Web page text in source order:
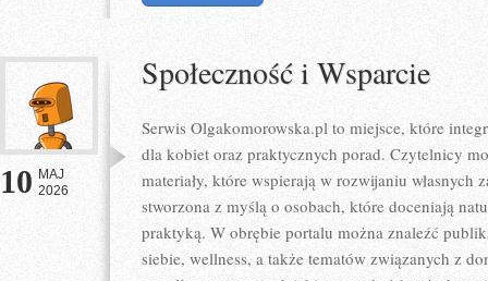
10 MAJ
2026
Społeczność i Wsparcie
Serwis Olgakomorowska.pl to miejsce, które
dla kobiet oraz praktycznych porad. Czytelnicy
materiały, które wspierają w rozwijaniu własnych
stworzona z myślą o osobach, które doceniają
praktyką. W obrębie portalu można znaleźć
siebie, wellness, a także tematów związanych z